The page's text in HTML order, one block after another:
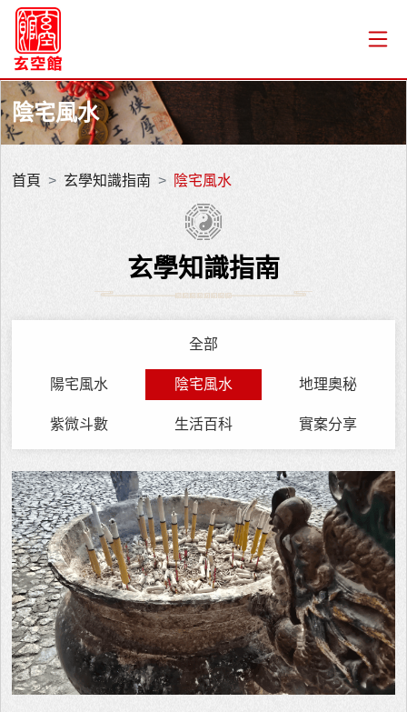
陰宅風水
首頁 玄學知識指南 陰宅風水
玄學知識指南
全部
陽宅風水 陰宅風水 地理奧秘
紫微斗數 生活百科 實案分享